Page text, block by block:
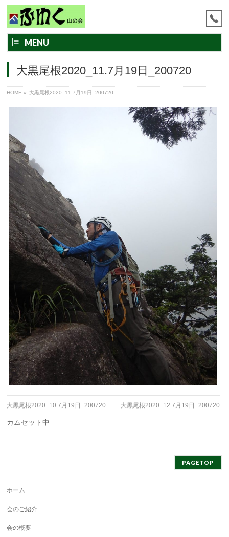
MENU
大黒尾根2020_11.7月19日_200720
HOME » 大黒尾根2020_11.7月19日_200720
大黒尾根2020_10.7月19日_200720 大黒尾根2020_12.7月19日_200720
カムセット中
PAGETOP
ホーム
会のご紹介
会の概要